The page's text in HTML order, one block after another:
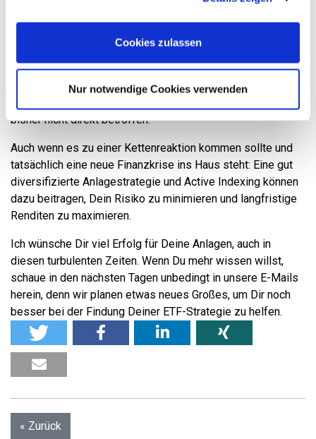
Cookies, wenn Sie unsere Webseite weiterhin nutzen.
Cookies zulassen
Nur notwendige Cookies verwenden
Unsicherheit am Finanzmarkt ist es daher umso wichtiger,
seine Anlagen sorgfältig zu planen und zu verwalten.
geben zwar Anlass zur Sorge, vor allem da alles angeblich
Unerschütterliche offensichtlich doch ins Wanken geraten
bisher nicht direkt betroffen.
Auch wenn es zu einer Kettenreaktion kommen sollte und
tatsächlich eine neue Finanzkrise ins Haus steht: Eine gut
diversifizierte Anlagestrategie und Active Indexing können
dazu beitragen, Dein Risiko zu minimieren und langfristige
Renditen zu maximieren.
Ich wünsche Dir viel Erfolg für Deine Anlagen, auch in
diesen turbulenten Zeiten. Wenn Du mehr wissen willst,
schaue in den nächsten Tagen unbedingt in unsere E-Mails
herein, denn wir planen etwas neues Großes, um Dir noch
besser bei der Findung Deiner ETF-Strategie zu helfen.
« Zurück